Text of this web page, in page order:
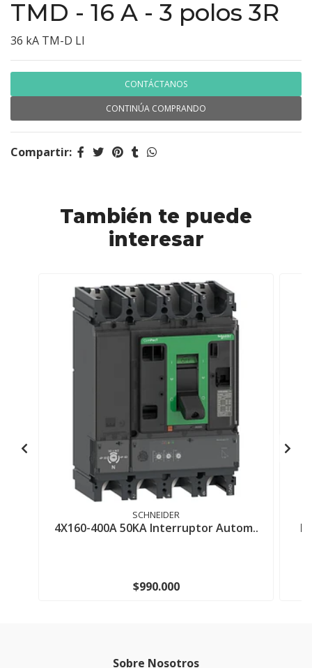
TMD - 16 A - 3 polos 3R
36 kA TM-D LI
CONTÁCTANOS
CONTINÚA COMPRANDO
Compartir:
También te puede
interesar
SCHNEIDER
4X160-400A 50KA Interruptor Autom..
$990.000
Sobre Nosotros